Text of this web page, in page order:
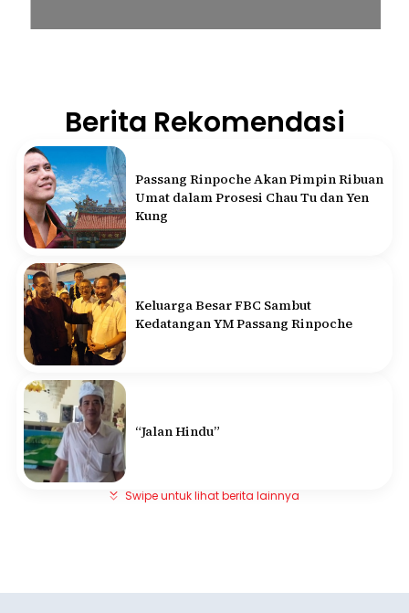
Berita Rekomendasi
Passang Rinpoche Akan Pimpin Ribuan
Umat dalam Prosesi Chau Tu dan Yen
Kung
Keluarga Besar FBC Sambut
Kedatangan YM Passang Rinpoche
“Jalan Hindu”
Swipe untuk lihat berita lainnya